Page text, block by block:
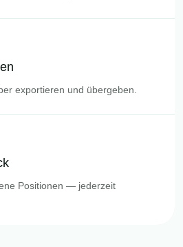
exportieren und übergeben.
Positionen — jederzeit